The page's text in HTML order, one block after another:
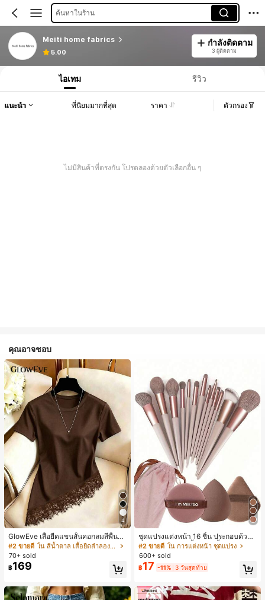
ค้นหาในร้าน
Meiti home fabrics
5.00
กำลังติดตาม
3 ผู้ติดตาม
ไอเทม รีวิว
แนะนำ ที่นิยมมากที่สุด ราคา ตัวกรอง
ไม่มีสินค้าที่ตรงกัน โปรดลองด้วยตัวเลือกอื่น ๆ
คุณอาจชอบ
4
GlowEve เสื้อยืดแขนสั้นคอกลมสีพื้นลำ
ลองอเนกประสงค์สำหรับผู้หญิง
#2 ขายดี
ใน สีน้ำตาล เสื้อยืดลำลองพื้นฐาน
70+ sold
฿169
ชุดแปรงแต่งหน้า 16 ชิ้น ประกอบด้วยแ
ปรงแต่งหน้า 13 ชิ้น, ฟองน้ำแต่งหน้ารู
ปหยดน้ำ 1 ชิ้น, แปรงแป้งรองพื้นกลม 1
ชิ้น และฟองน้ำแต่งหน้ารูปสามเหลี่ยม
1 ชิ้น - ชุดคลาสสิก ทำจากขนสังเคราะ
หญิงและเด็กผู้หญิง เหมาะสำหรับฤดูใบ
ไม้ร่วงและฤดูหนาว
#2 ขายดี ใน การแต่งหน้า ชุดแปรง
600+ sold
฿17 -11% 3 วันสุดท้าย